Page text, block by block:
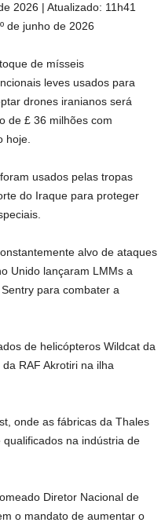
2026 |Atualizado: 11h41
de junho de 2026
de mísseis
leves usados ​​para
drones iranianos será
de £ 36 milhões com
hoje.
usados ​​pelas tropas
do Iraque para proteger
alvo de ataques
Unido lançaram LMMs a
para combater a
de helicópteros Wildcat da
RAF Akrotiri na ilha
onde as fábricas da Thales
na indústria de
Diretor Nacional de
o mandato de aumentar o